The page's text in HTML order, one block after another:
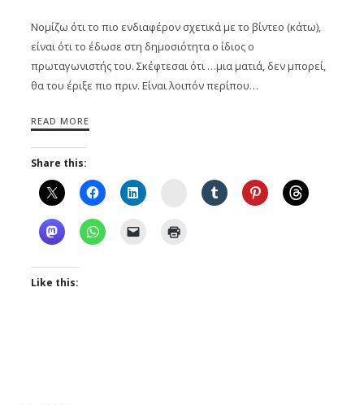
Νομίζω ότι το πιο ενδιαφέρον σχετικά με το βίντεο (κάτω),
είναι ότι το έδωσε στη δημοσιότητα ο ίδιος ο
πρωταγωνιστής του. Σκέφτεσαι ότι …μια ματιά, δεν μπορεί,
θα του έριξε πιο πριν. Είναι λοιπόν περίπου…
READ MORE
Share this:
Instagram
Like this: